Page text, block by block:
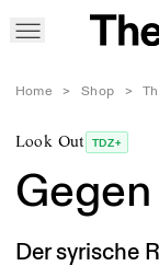
Home > Shop >
Look Out TDZ+
Der syrische